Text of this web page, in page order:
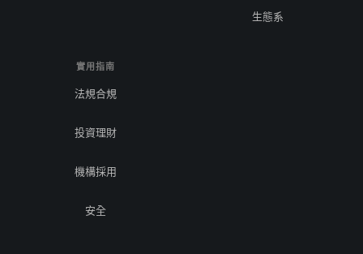
生態系
實用指南
法規合規
投資理財
機構採用
安全